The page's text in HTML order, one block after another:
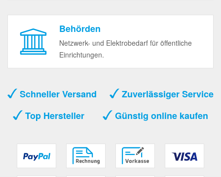
Behörden
Netzwerk- und Elektrobedarf für öffentliche
Einrichtungen.
Schneller Versand
Zuverlässiger Service
Top Hersteller
Günstig online kaufen